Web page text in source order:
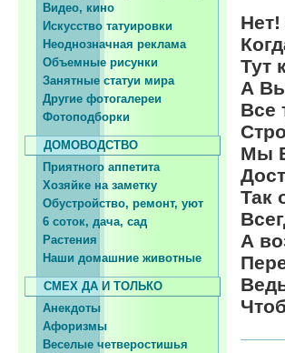
Видео, кино
Искусство татуировки
Неоднозначная реклама
Объемные рисунки
Занятные статуи мира
Другие фотогалереи
Фотоподборки
ДОМОВОДСТВО
Приятного аппетита
Хозяйке на заметку
Обустройство, ремонт, уют
6 соток, дача, сад
Растения
Наши домашние животные
СМЕХ ДА И ТОЛЬКО
Анекдоты
Афоризмы
Веселые четверостишья
Тут
А
Все
Мы
Так
А